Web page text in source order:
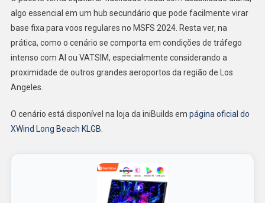
algo essencial em um hub secundário que pode facilmente virar
base fixa para voos regulares no MSFS 2024. Resta ver, na
prática, como o cenário se comporta em condições de tráfego
intenso com AI ou VATSIM, especialmente considerando a
proximidade de outros grandes aeroportos da região de Los
Angeles.
O cenário está disponível na loja da iniBuilds em página oficial do
XWind Long Beach KLGB.